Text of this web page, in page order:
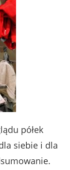
półek
siebie i dla